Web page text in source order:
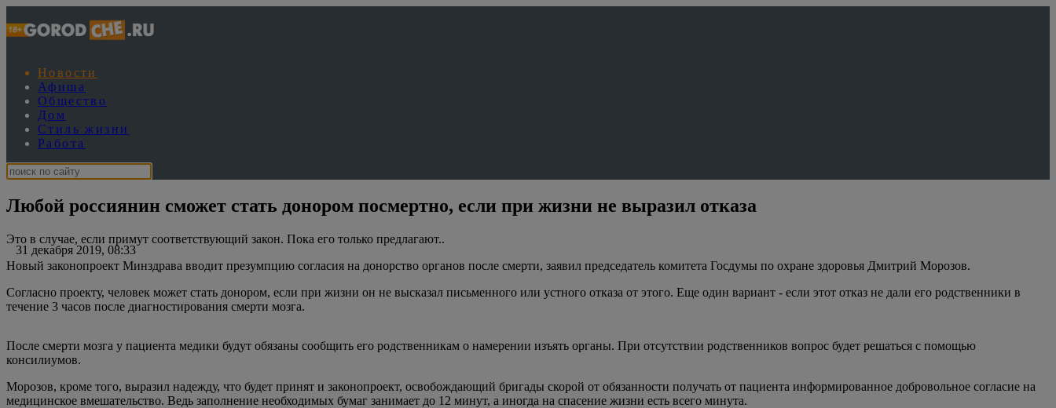
Новости
Афиша
Общество
Дом
Стиль жизни
Работа
Любой россиянин сможет стать донором посмертно, если при жизни не выразил отказа
31 декабря 2019, 08:33
Это в случае, если примут соответствующий закон. Пока его только предлагают..
Новый законопроект Минздрава вводит презумпцию согласия на донорство органов после смерти, заявил председатель комитета Госдумы по охране здоровья Дмитрий Морозов.
Согласно проекту, человек может стать донором, если при жизни он не высказал письменного или устного отказа от этого. Еще один вариант - если этот отказ не дали его родственники в
течение 3 часов после диагностирования смерти мозга.
После смерти мозга у пациента медики будут обязаны сообщить его родственникам о намерении изъять органы. При отсутствии родственников вопрос будет решаться с помощью
консилиумов.
Морозов, кроме того, выразил надежду, что будет принят и законопроект, освобождающий бригады скорой от обязанности получать от пациента информированное добровольное согласие на
медицинское вмешательство. Ведь заполнение необходимых бумаг занимает до 12 минут, а иногда на спасение жизни есть всего минута.